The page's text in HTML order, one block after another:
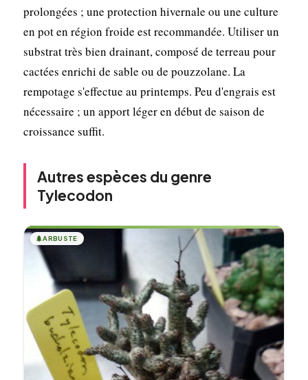
prolongées ; une protection hivernale ou une culture
en pot en région froide est recommandée. Utiliser un
substrat très bien drainant, composé de terreau pour
cactées enrichi de sable ou de pouzzolane. La
rempotage s'effectue au printemps. Peu d'engrais est
nécessaire ; un apport léger en début de saison de
croissance suffit.
Autres espèces du genre
Tylecodon
🌲ARBUSTE